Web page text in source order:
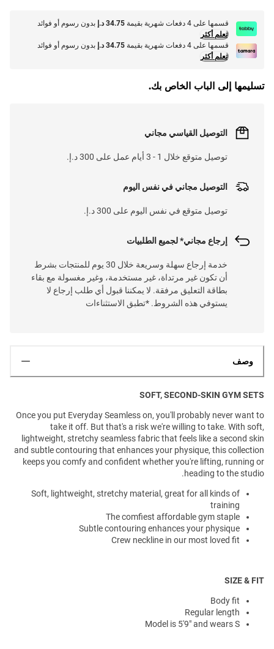
قسمها على 4 دفعات شهرية بقيمة 34.75 د.إ
بدون رسوم أو فوائد
تعلم أكثر
قسمها على 4 دفعات شهرية بقيمة
34.75 د.إ
بدون رسوم أو فوائد
تعلم أكثر
تسليمها إلى الباب الخاص بك.
التوصيل القياسي مجاني
توصيل متوقع خلال 1 - 3 أيام عمل على 300 د.إ.
التوصيل مجاني في نفس اليوم
توصيل متوقع في نفس اليوم على 300 د.إ.
إرجاع مجاني* لجميع الطلبيات
خدمة إرجاع سهلة وسريعة خلال 30 يوم للمنتجات بشرط
أن تكون غير مرتداة، غير مستخدمة، وغير مغسولة مع بقاء
بطاقة التعليق مرفقة. لا يمكننا قبول أي طلب إرجاع لا
يستوفي هذه الشروط. *تطبق الاستثناءات
وصف
SOFT, SECOND-SKIN GYM SETS
Once you put Everyday Seamless on, you'll probably never want to
take it off. But that's a risk we're willing to take. With soft,
lightweight, stretchy seamless fabric that feels like a second skin
and subtle contouring that enhances your physique, this collection
keeps you comfy and confident whether you're lifting, running or
heading to the studio.
Soft, lightweight, stretchy material, great for all kinds of
training
The comfiest affordable gym staple
Subtle contouring enhances your physique
Crew neckline in our most loved fit
SIZE & FIT
Body fit
Regular length
Model is 5'9" and wears S